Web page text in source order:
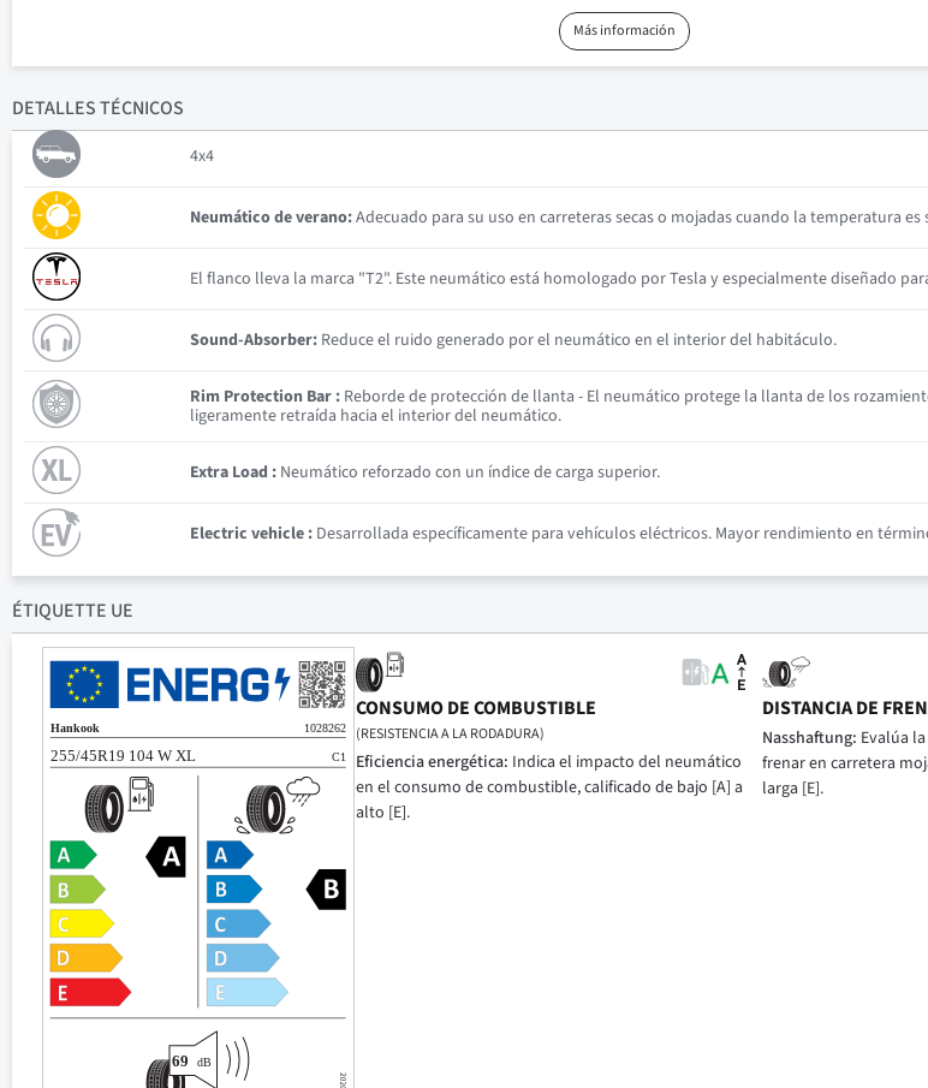
Más información
DETALLESTÉCNICOS
4x4
Neumático de verano:Adecuado para su uso en carreteras secas o mojadas cuando la temperatura
El flanco lleva la marca "T2". Este neumático está homologado por Tesla y especialmente diseñado
Sound-Absorber: Reduce el ruido generado por el neumático en el interior del habitáculo.
Rim Protection Bar : Reborde de protección de llanta - El neumático protege la llanta de los
ligeramente retraída hacia el interior del neumático.
Extra Load : Neumático reforzado con un índice de carga superior.
Electric vehicle : Desarrollada específicamente para vehículos eléctricos. Mayor rendimiento en
ÉTIQUETTE UE
CONSUMO DE COMBUSTIBLE
(RESISTENCIA A LA RODADURA)
Eficiencia energética: Indica el impacto del neumático
en el consumo de combustible, calificado de bajo [A] a
alto [E].
DISTANCIA DE
Nasshaftung: Evalúa
frenar en carretera
larga [E].